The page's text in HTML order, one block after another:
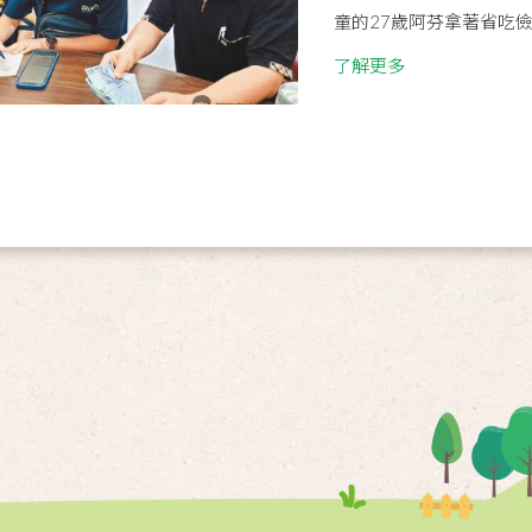
童的27歲阿芬拿著省吃
了解更多